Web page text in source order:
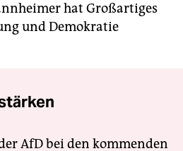
hat Großartiges
und Demokratie
AfD bei den kommenden